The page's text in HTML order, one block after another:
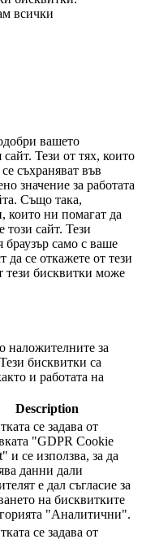
всички
вашето
Тези от тях, които
съхраняват във
значение за работата
Също така,
които ни помагат да
този сайт. Тези
само с ваше
се откажете от тези
тези бисквитки може
наложителните за
бисквитки са
и работата на
Description
се задава от
"GDPR Cookie
и се използва, за да
данни дали
е дал съгласие за
на бисквитките
"Аналитични".
се задава от